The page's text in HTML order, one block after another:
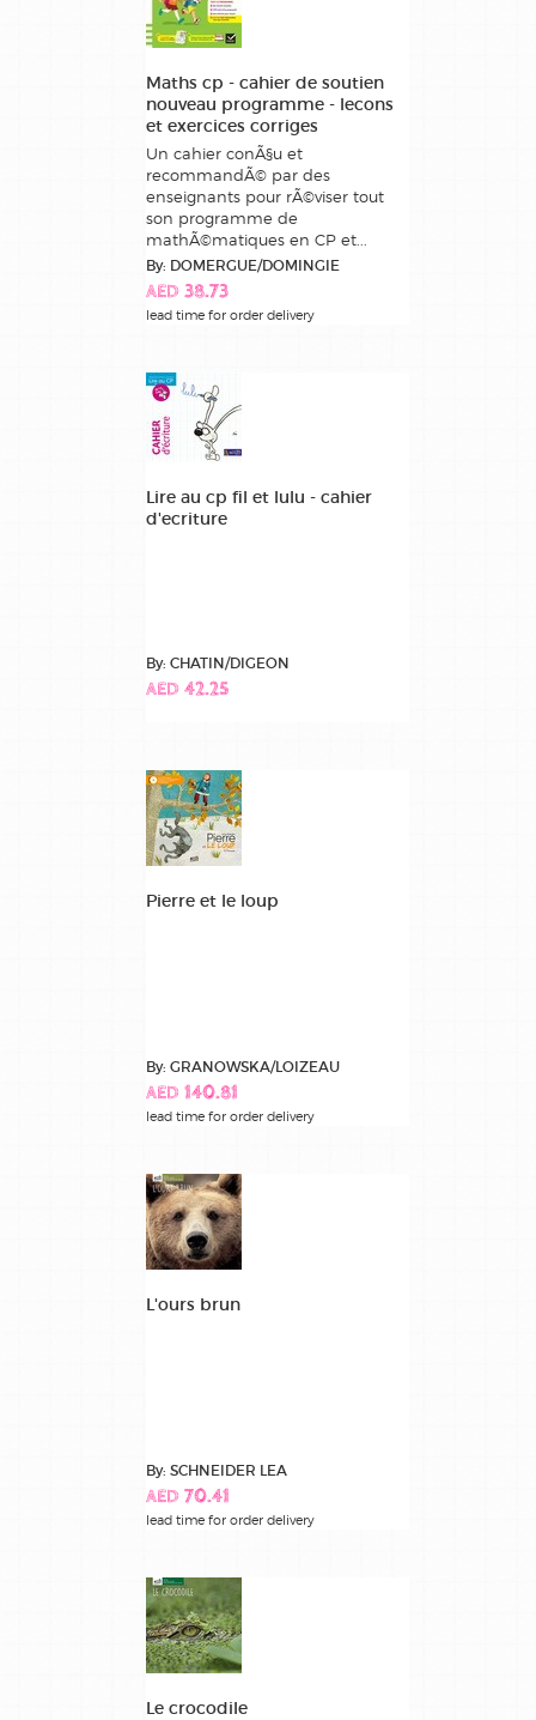
Maths cp - cahier de soutien
nouveau programme - lecons
et exercices corriges
Un cahier conÃ§u et
recommandÃ© par des
enseignants pour rÃ©viser tout
son programme de
mathÃ©matiques en CP et...
By: DOMERGUE/DOMINGIE
AED 38.73
lead time for order delivery
Lire au cp fil et lulu - cahier
d'ecriture
By: CHATIN/DIGEON
AED 42.25
Pierre et le loup
By: GRANOWSKA/LOIZEAU
AED 140.81
lead time for order delivery
L'ours brun
By: SCHNEIDER LEA
AED 70.41
lead time for order delivery
Le crocodile